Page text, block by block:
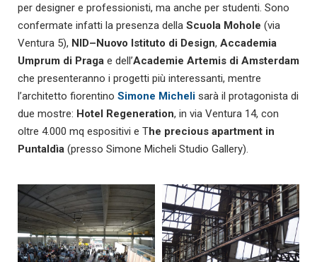
per designer e professionisti, ma anche per studenti. Sono
confermate infatti la presenza della Scuola Mohole (via
Ventura 5), NID–Nuovo Istituto di Design, Accademia
Umprum di Praga e dell’Academie Artemis di Amsterdam
che presenteranno i progetti più interessanti, mentre
l’architetto fiorentino Simone Micheli sarà il protagonista di
due mostre: Hotel Regeneration, in via Ventura 14, con
oltre 4.000 mq espositivi e The precious apartment in
Puntaldìa (presso Simone Micheli Studio Gallery).